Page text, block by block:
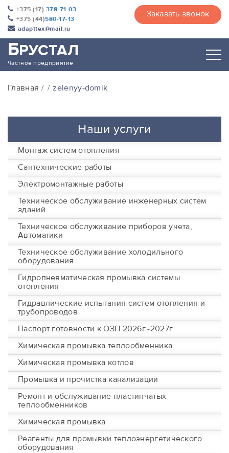
+375 (17) 378-71-03
+375 (44)580-17-13
adapttex@mail.ru
Заказать звонок
БРУСТАЛ
Частное предприятие
Главная zelenyy-domik
Наши услуги
Монтаж систем отопления
Сантехнические работы
Электромонтажные работы
Техническое обслуживание инженерных систем
зданий
Техническое обслуживание приборов учета,
Автоматики
Техническое обслуживание холодильного
оборудования
Гидропневматическая промывка системы
отопления
Гидравлические испытания систем отопления и
трубопроводов
Паспорт готовности к ОЗП 2026г.-2027г.
Химическая промывка теплообменника
Химическая промывка котлов
Промывка и прочистка канализации
Ремонт и обслуживание пластинчатых
теплообменников
Химическая промывка
Реагенты для промывки теплоэнергетического
оборудования